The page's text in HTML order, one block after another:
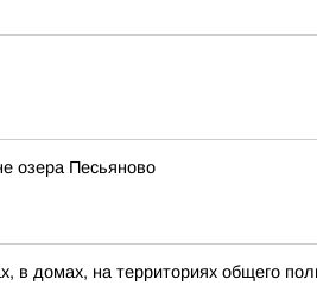
озера Песьяново
в домах, на территориях общего